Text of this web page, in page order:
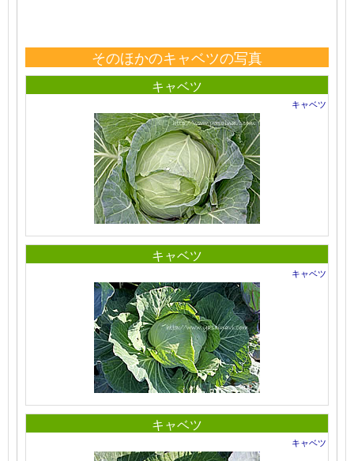
そのほかのキャベツの写真
キャベツ
キャベツ
キャベツ
キャベツ
キャベツ
キャベツ